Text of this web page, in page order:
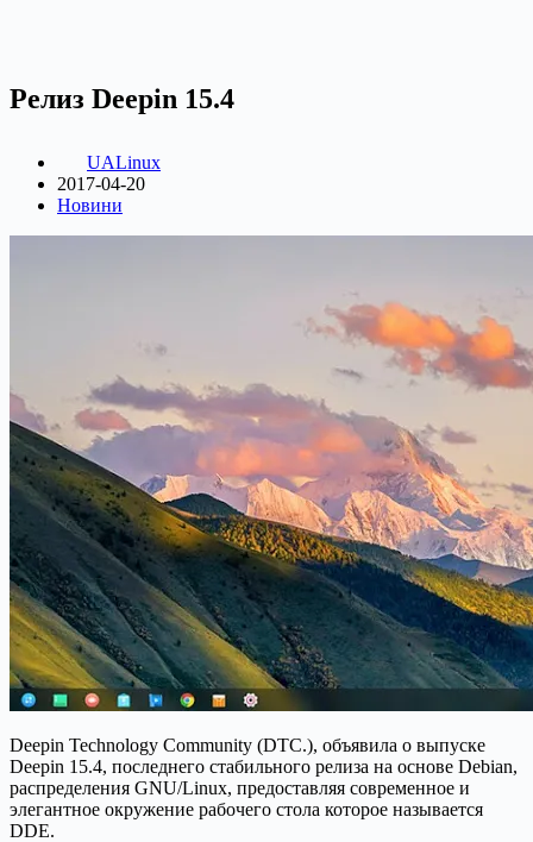
Релиз Deepin 15.4
UALinux
2017-04-20
Новини
Deepin Technology Community (DTC.), объявила о выпуске
Deepin 15.4, последнего стабильного релиза на основе Debian,
распределения GNU/Linux, предоставляя современное и
элегантное окружение рабочего стола которое называется
DDE.